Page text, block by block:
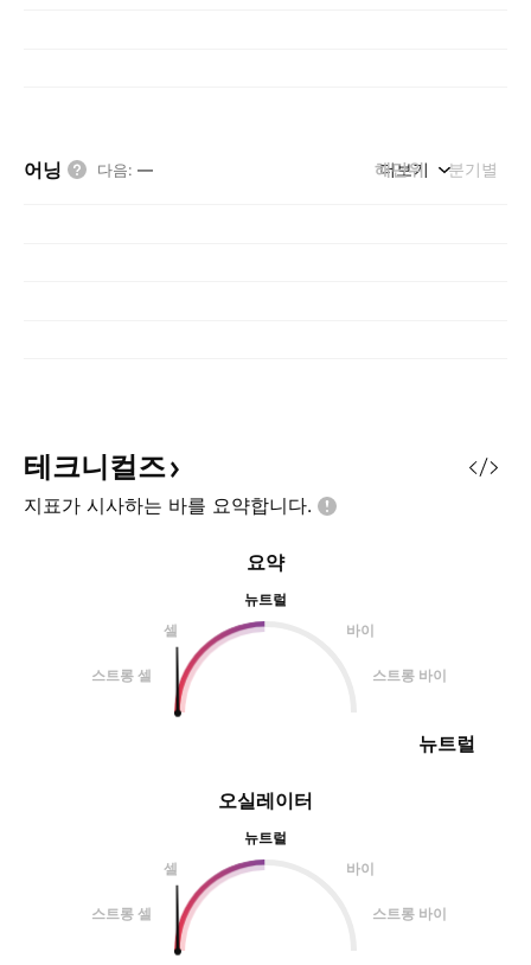
어닝 다음: — 해단위 분기별
더보기
테크니컬즈
지표가 시사하는 바를 요약합니다.
오실레이터
뉴트럴
셀
바이
스트롱 셀 스트롱 바이
요약
뉴트럴
셀
바이
스트롱 셀 스트롱 바이
뉴트럴